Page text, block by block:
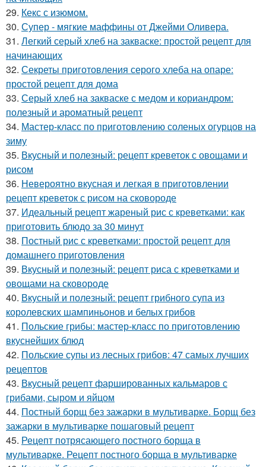
29. Кекс с изюмом.
30. Супер - мягкие маффины от Джейми Оливера.
31. Легкий серый хлеб на закваске: простой рецепт для
начинающих
32. Секреты приготовления серого хлеба на опаре:
простой рецепт для дома
33. Серый хлеб на закваске с медом и кориандром:
полезный и ароматный рецепт
34. Мастер-класс по приготовлению соленых огурцов на
зиму
35. Вкусный и полезный: рецепт креветок с овощами и
рисом
36. Невероятно вкусная и легкая в приготовлении
рецепт креветок с рисом на сковороде
37. Идеальный рецепт жареный рис с креветками: как
приготовить блюдо за 30 минут
38. Постный рис с креветками: простой рецепт для
домашнего приготовления
39. Вкусный и полезный: рецепт риса с креветками и
овощами на сковороде
40. Вкусный и полезный: рецепт грибного супа из
королевских шампиньонов и белых грибов
41. Польские грибы: мастер-класс по приготовлению
вкуснейших блюд
42. Польские супы из лесных грибов: 47 самых лучших
рецептов
43. Вкусный рецепт фаршированных кальмаров с
грибами, сыром и яйцом
44. Постный борщ без зажарки в мультиварке. Борщ без
зажарки в мультиварке пошаговый рецепт
45. Рецепт потрясающего постного борща в
мультиварке. Рецепт постного борща в мультиварке